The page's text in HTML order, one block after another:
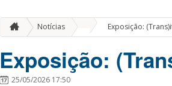
Notícias Exposição:
Exposição:
25/05/2026 17:50